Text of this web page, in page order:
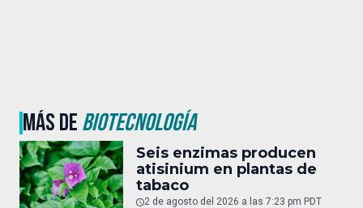
MÁS DEBIOTECNOLOGÍA
Seis enzimas producen
atisinium en plantas de
tabaco
2 de agosto del 2026 a las 7:23 pm PDT